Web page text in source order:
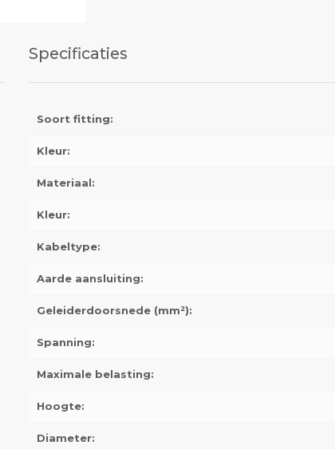
Specificaties
Soort fitting:
Kleur:
Materiaal:
Kleur:
Kabeltype:
Aarde aansluiting:
Geleiderdoorsnede (mm²):
Spanning:
Maximale belasting:
Hoogte:
Diameter: